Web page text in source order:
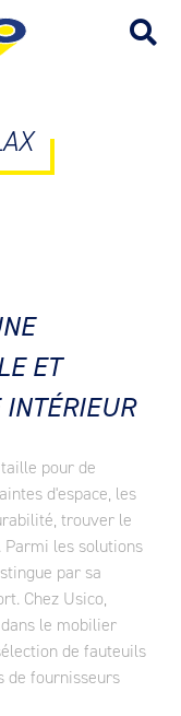
ET
pour de
d'espace, les
trouver le
les solutions
par sa
Chez Usico,
le mobilier
de fauteuils
de fournisseurs